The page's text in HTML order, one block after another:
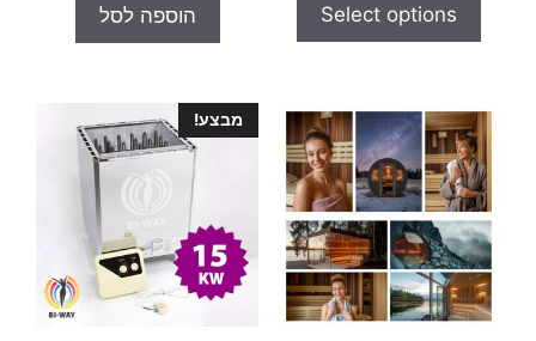
o
5
Select options
5
הוספה לסל
מבצע!